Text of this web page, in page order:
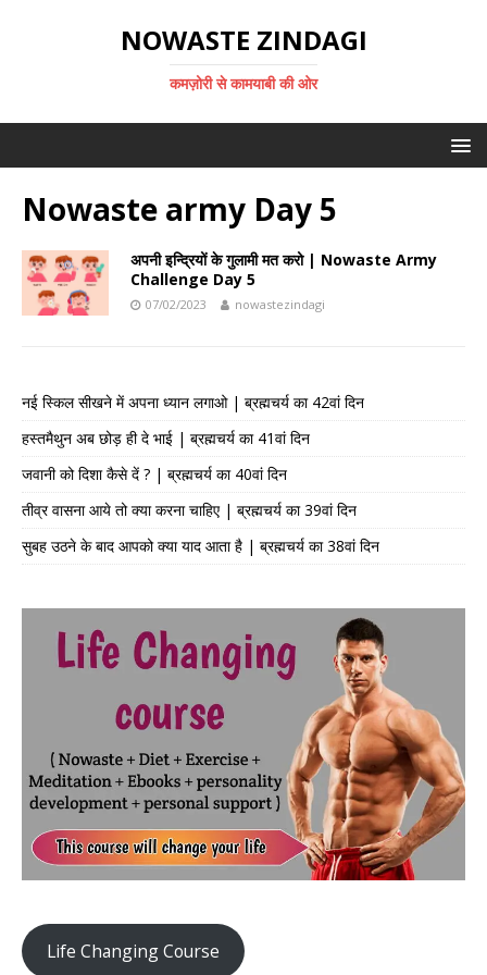
NOWASTE ZINDAGI
कमज़ोरी से कामयाबी की ओर
Nowaste army Day 5
अपनी इन्द्रियों के गुलामी मत करो | Nowaste Army
Challenge Day 5
07/02/2023 nowastezindagi
नई स्किल सीखने में अपना ध्यान लगाओ | ब्रह्मचर्य का 42वां दिन
हस्तमैथुन अब छोड़ ही दे भाई | ब्रह्मचर्य का 41वां दिन
जवानी को दिशा कैसे दें ? | ब्रह्मचर्य का 40वां दिन
तीव्र वासना आये तो क्या करना चाहिए | ब्रह्मचर्य का 39वां दिन
सुबह उठने के बाद आपको क्या याद आता है | ब्रह्मचर्य का 38वां दिन
Life Changing Course